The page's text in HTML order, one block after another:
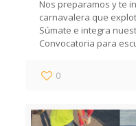
Nos preparamos y te
carnavalera que
Súmate e integra
Convocatoria para
0